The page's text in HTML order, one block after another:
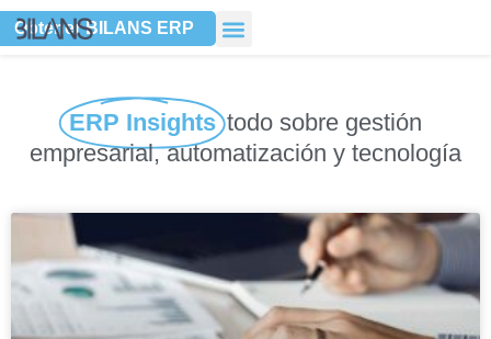
Ir
Obtener BILANS ERP
ERP Insights todo sobre gestión
empresarial, automatización y tecnología